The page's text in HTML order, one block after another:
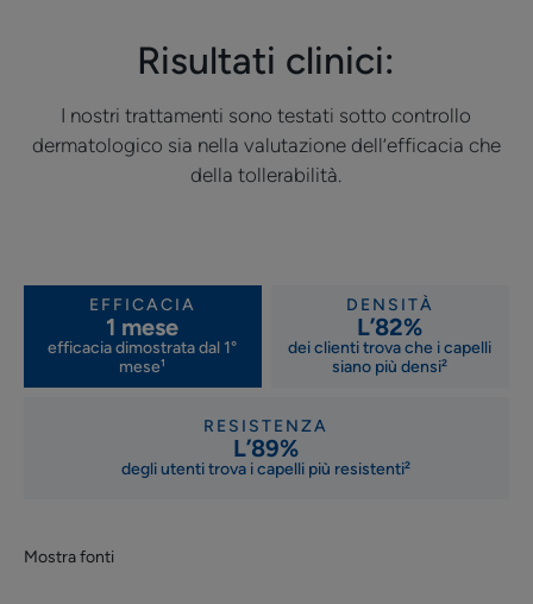
Benefici della consistenza
cuoio capelluto.
effettuate su 100 donne con caduta dei capelli.
Risultati clinici:
I nostri trattamenti sono testati sotto controllo
dermatologico sia nella valutazione dell’efficacia che
della tollerabilità.
EFFICACIA
1 mese
efficacia dimostrata dal 1°
mese¹
DENSITÀ
L’82%
dei clienti trova che i capelli
siano più densi²
RESISTENZA
L’89%
degli utenti trova i capelli più resistenti²
Mostra fonti